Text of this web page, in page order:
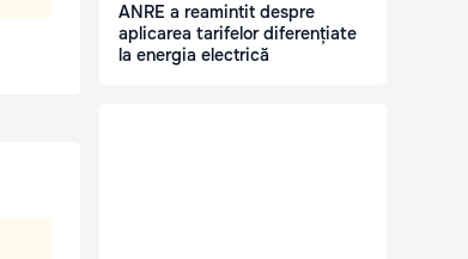
ANRE a reamintit despre
aplicarea tarifelor diferențiate
la energia electrică